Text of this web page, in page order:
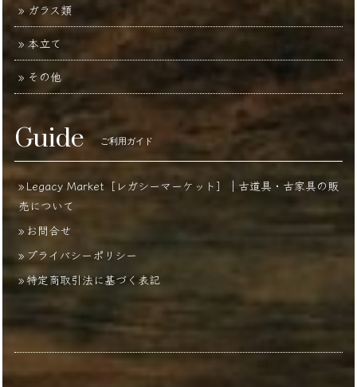
ガラス類
本立て
その他
Guide ご利用ガイド
Legacy Market［レガシーマーケット］｜古道具・古家具の販
売について
お問合せ
プライバシーポリシー
特定商取引法に基づく表記